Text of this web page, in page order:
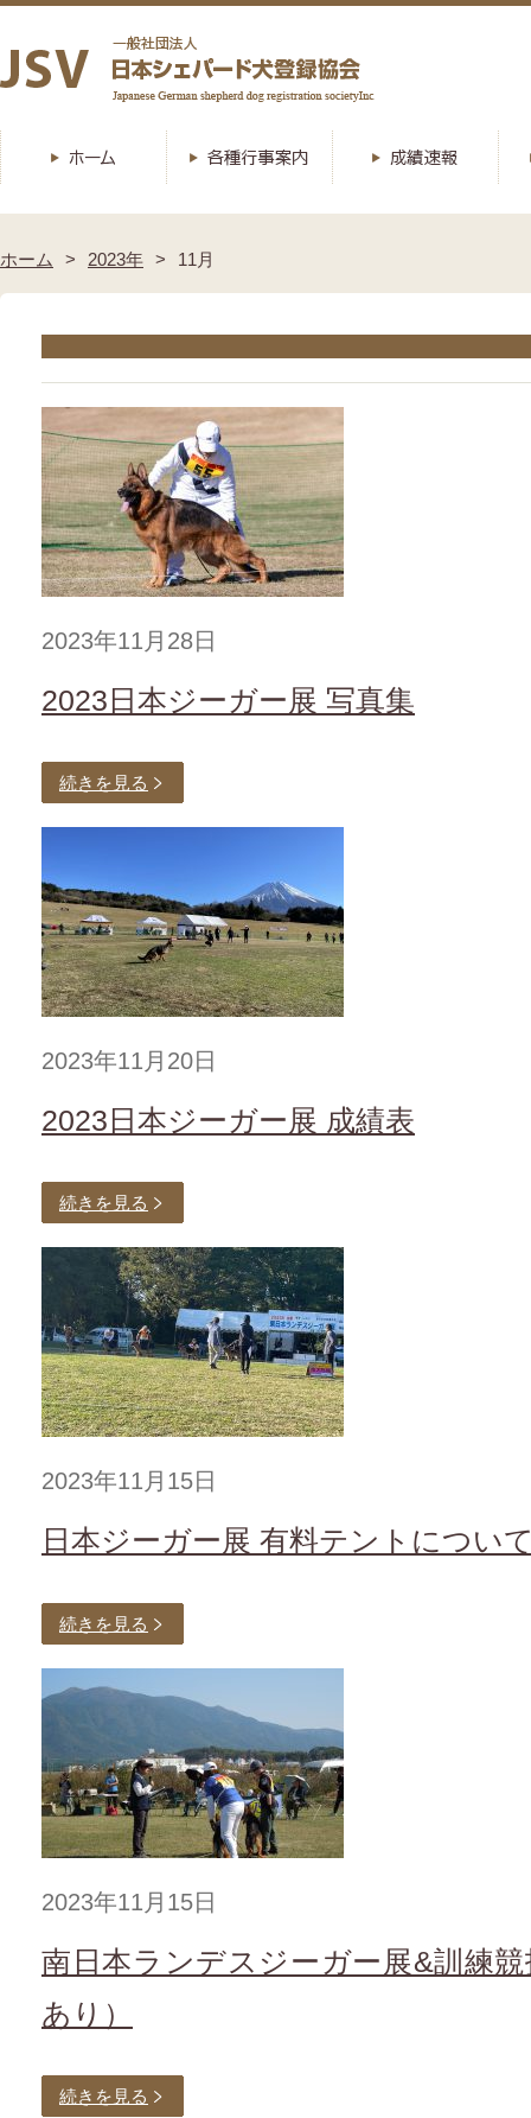
ホーム 2023年 11月
2023年11月28日
2023日本ジーガー展 写真集
続きを見る
2023年11月20日
2023日本ジーガー展 成績表
続きを見る
2023年11月15日
日本ジーガー展 有料テントについ
続きを見る
2023年11月15日
南日本ランデスジーガー展&訓練
あり）
続きを見る